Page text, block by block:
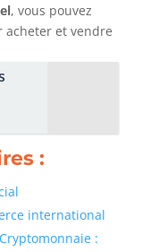
, vous pouvez
acheter et vendre
:
international
: